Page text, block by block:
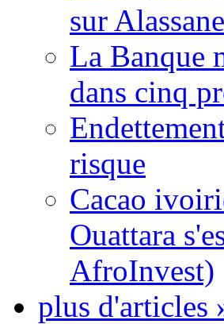
sur
La Banque
dans cinq
risque
Cacao
Ouattara
AfroInvest)
plus d'articles